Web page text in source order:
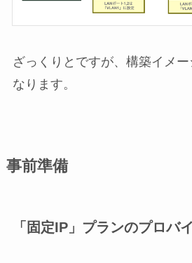
ざっくりとですが、構築イメ
なります。
事前準備
「固定IP」プランのプロバ